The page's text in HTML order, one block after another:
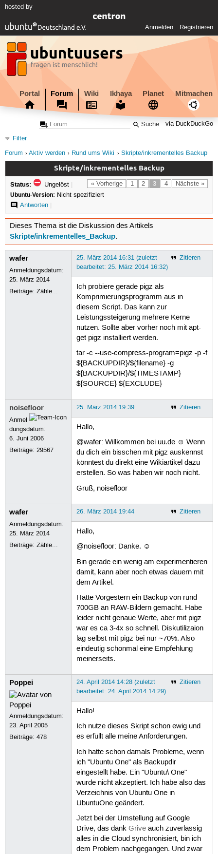
hosted by
Anmelden Registrieren
Portal Forum Wiki Ikhaya Planet Mitmachen
via DuckDuckGo
Filter
Forum
Aktiv werden Rund ums Wiki Skripte/inkrementelles Backup
Skripte/inkrementelles Backup
« Vorherige 1 2 3 4 Nächste »
Status: Ungelöst |
Ubuntu-Version: Nicht spezifiziert
Antworten|
Dieses Thema ist die Diskussion des Artikels
Skripte/inkrementelles_Backup.
wafer
Anmeldungsdatum:
25. März 2014
Beiträge:Zähle...
Zitieren
25. März 2014 16:31 (zuletzt
bearbeitet: 25. März 2014 16:32)
Ich probiere gerade pigz als
Komprimierungsprogramm aus in
diesem Script. Das kann zur
Leistungssteigerung mehrere Kerne
nutzen. Sollte aber vorher noch mit apt-
get pigz installiert werden.
tar -c --use-compress-program=pigz -p -f
${BACKUPDIR}/${filename} -g
${BACKUPDIR}/${TIMESTAMP}
${SOURCE} ${EXCLUDE}
noisefloor
Anmel
dungsdatum:
6. Juni 2006
Beiträge:29567
Zitieren
25. März 2014 19:39
Hallo,
@wafer: Willkommen bei uu.de ☺ Wenn
du dich ein bisschen mit pigz auskennst
könntest du direkt eine Wikiartikel dazu
erstellen. So was haben wir noch nicht.
Gruß, noisefloor
wafer
Anmeldungsdatum:
25. März 2014
Beiträge:Zähle...
Zitieren
26. März 2014 19:44
Hallo,
@noisefloor: Danke. ☺
Bin gerade ein wenig am experimentieren
damit, kann aber noch etwas dauern mit
dem Artikel.
Hatte Vorgestern ein Backup von rund
700GB an RAW-Bildern gemacht. Habe
leider nicht genaue Werte, aber mit pigz
war es ca 3-4x so schnell. Diskutilizaion
lag selbst mit pigz bei nur ~70%. Also
eindeutig schonmal eine Empfehlung
meinerseits.
Poppei
Anmeldungsdatum:
23. April 2005
Beiträge:478
Zitieren
24. April 2014 14:28 (zuletzt
bearbeitet: 24. April 2014 14:29)
Hallo!
Ich nutze dieses Skript schon ewig und
es erfüllt alle meine Anforderungen.
Ich hatte schon damals Probleme, wenn
ich "Ubuntu One" als Backupdir
eingestellt habe. Ein "Ubuntu\ One"
wurde nicht akzeptiert. Ich habe also das
Verzeichnis von Ubuntu One in
UbuntuOne geändert.
Jetzt bei der Umstellung auf Google
Drive, das dank Griveauch zuverlässig
alles in die Cloud synchronisiert, bin ich
dem Problem nachgegangen. Und zwar